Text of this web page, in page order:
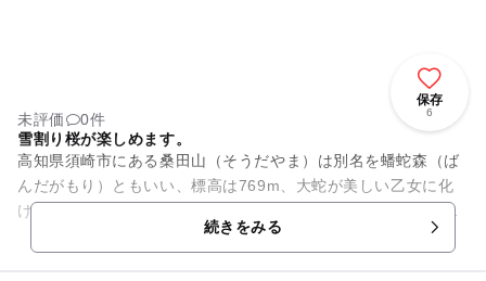
保存
6
未評価
0件
雪割り桜が楽しめます。
高知県須崎市にある桑田山（そうだやま）は別名を蟠蛇森（ば
んだがもり）ともいい、標高は769m、大蛇が美しい乙女に化
けて人々を惑わしたという伝説が残ります。頂上の見晴らしは
良く、県立自然公園に指定...続きをみる